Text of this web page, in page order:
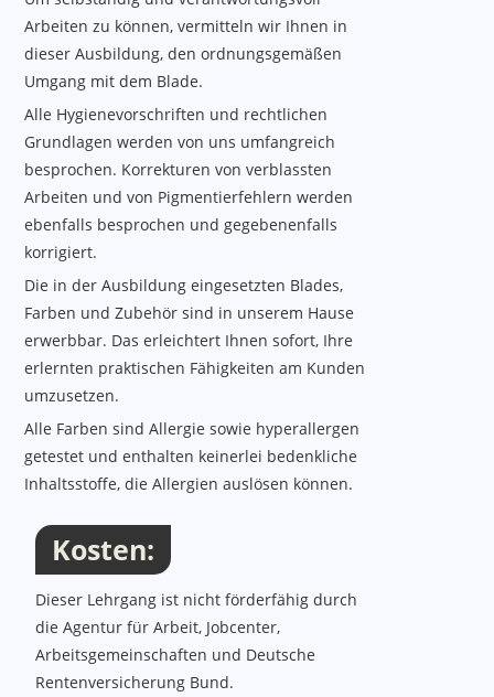
Arbeiten zu können, vermitteln wir Ihnen in
dieser Ausbildung, den ordnungsgemäßen
Umgang mit dem Blade.
Alle Hygienevorschriften und rechtlichen
Grundlagen werden von uns umfangreich
besprochen. Korrekturen von verblassten
Arbeiten und von Pigmentierfehlern werden
ebenfalls besprochen und gegebenenfalls
korrigiert.
Die in der Ausbildung eingesetzten Blades,
Farben und Zubehör sind in unserem Hause
erwerbbar. Das erleichtert Ihnen sofort, Ihre
erlernten praktischen Fähigkeiten am Kunden
umzusetzen.
Alle Farben sind Allergie sowie hyperallergen
getestet und enthalten keinerlei bedenkliche
Inhaltsstoffe, die Allergien auslösen können.
Kosten, Termine, Ort, Inhalte
Kosten:
Dieser Lehrgang ist nicht förderfähig durch
die Agentur für Arbeit, Jobcenter,
Arbeitsgemeinschaften und Deutsche
Rentenversicherung Bund.